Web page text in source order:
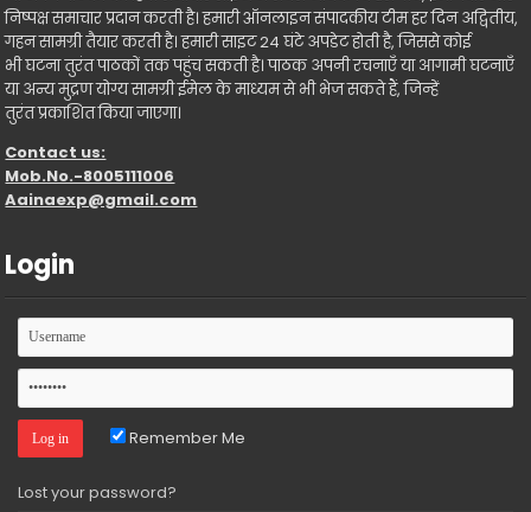
निष्पक्ष समाचार प्रदान करती है। हमारी ऑनलाइन संपादकीय टीम हर दिन अद्वितीय,
गहन सामग्री तैयार करती है। हमारी साइट 24 घंटे अपडेट होती है, जिससे कोई
भी घटना तुरंत पाठकों तक पहुंच सकती है। पाठक अपनी रचनाएँ या आगामी घटनाएँ
या अन्य मुद्रण योग्य सामग्री ईमेल के माध्यम से भी भेज सकते हैं, जिन्हें
तुरंत प्रकाशित किया जाएगा।
Contact us:
Mob.No.-8005111006
Aainaexp@gmail.com
Login
Remember Me
Lost your password?